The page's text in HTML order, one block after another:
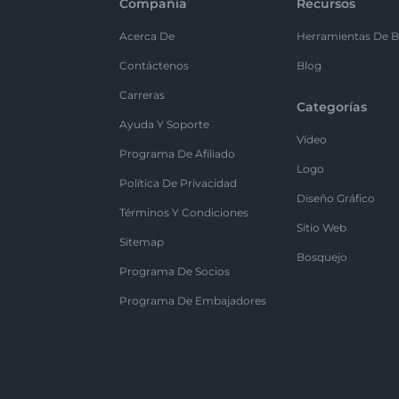
Compañía
Acerca De
Contáctenos
Carreras
Ayuda Y Soporte
Programa De Afiliado
Política De Privacidad
Términos Y Condiciones
Sitemap
Programa De Socios
Programa De Embajadores
Recursos
Herramientas De
Blog
Categorías
Vídeo
Logo
Diseño Gráfico
Sitio Web
Bosquejo